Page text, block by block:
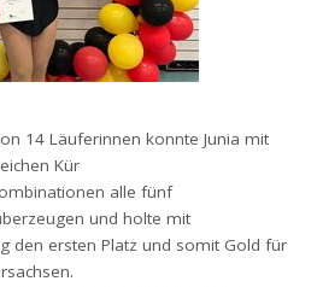
14 Läuferinnen konnte Junia mit
Kür
alle fünf
und holte mit
den ersten Platz und somit Gold für